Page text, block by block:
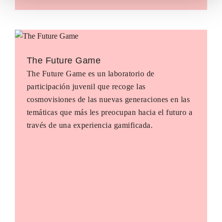
The Future Game
The Future Game es un laboratorio de
participación juvenil que recoge las
cosmovisiones de las nuevas generaciones en las
temáticas que más les preocupan hacia el futuro a
través de una experiencia gamificada.